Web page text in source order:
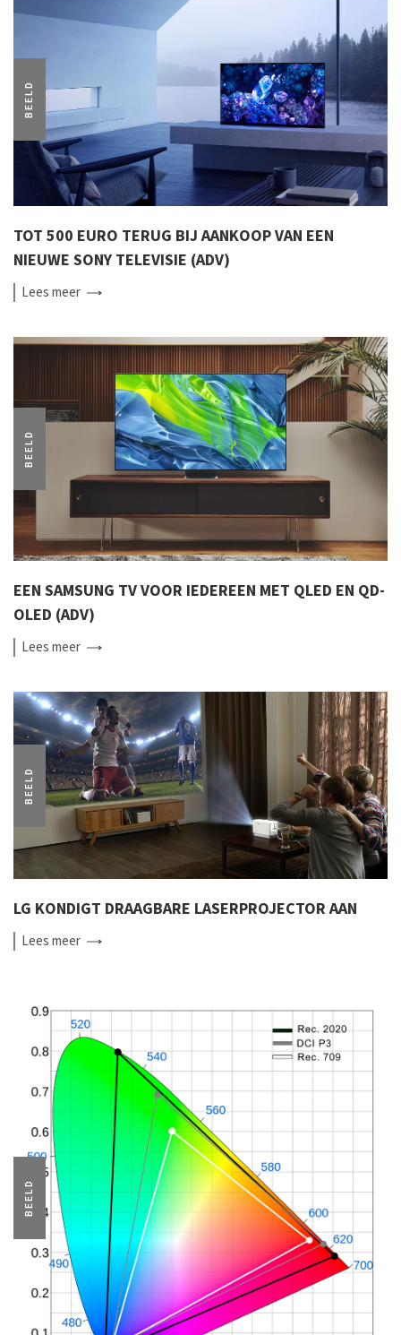
BEELD
TOT 500 EURO TERUG BIJ AANKOOP VAN EEN
NIEUWE SONY TELEVISIE (ADV)
Leesmeer
BEELD
EEN SAMSUNG TV VOOR IEDEREEN MET QLED EN QD-
OLED (ADV)
Leesmeer
BEELD
LG KONDIGT DRAAGBARE LASERPROJECTOR AAN
Leesmeer
BEELD